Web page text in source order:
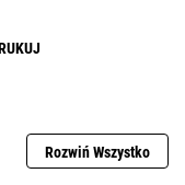
Rozwiń Wszystko